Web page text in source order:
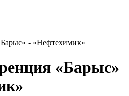
- «Нефтехимик»
«Барыс»